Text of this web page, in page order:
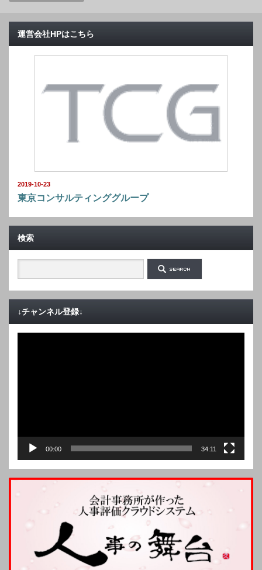
運営会社HPはこちら
2019-10-23
東京コンサルティンググループ
検索
↓チャンネル登録↓
00:00 34:11